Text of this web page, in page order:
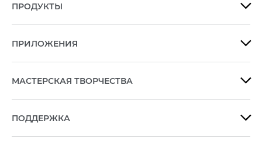
ПРОДУКТЫ 
ПРИЛОЖЕНИЯ 
МАСТЕРСКАЯ ТВОРЧЕСТВА 
ПОДДЕРЖКА 